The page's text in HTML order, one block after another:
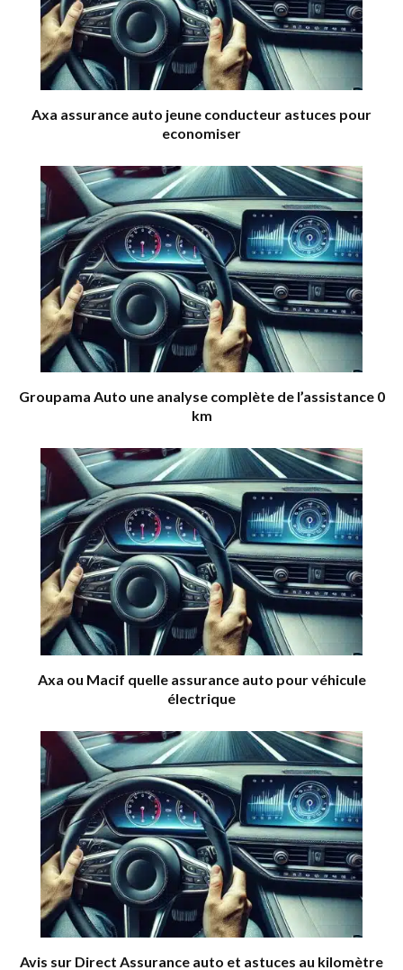
Axa assurance auto jeune conducteur astuces pour
economiser
Groupama Auto une analyse complète de l’assistance 0
km
Axa ou Macif quelle assurance auto pour véhicule
électrique
Avis sur Direct Assurance auto et astuces au kilomètre